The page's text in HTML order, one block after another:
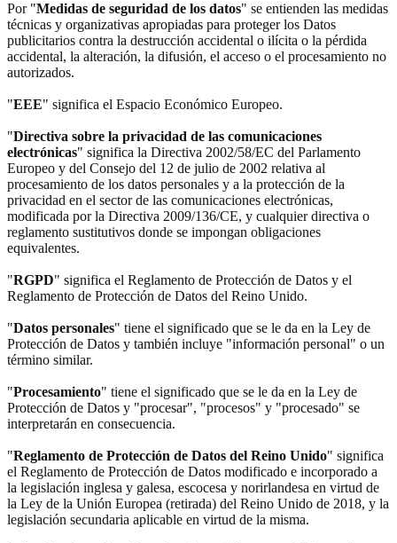
Por "Medidas de seguridad de los datos" se entienden las medidas
técnicas y organizativas apropiadas para proteger los Datos
publicitarios contra la destrucción accidental o ilícita o la pérdida
accidental, la alteración, la difusión, el acceso o el procesamiento no
autorizados.
"EEE" significa el Espacio Económico Europeo.
"Directiva sobre la privacidad de las comunicaciones
electrónicas" significa la Directiva 2002/58/EC del Parlamento
Europeo y del Consejo del 12 de julio de 2002 relativa al
procesamiento de los datos personales y a la protección de la
privacidad en el sector de las comunicaciones electrónicas,
modificada por la Directiva 2009/136/CE, y cualquier directiva o
reglamento sustitutivos donde se impongan obligaciones
equivalentes.
"RGPD" significa el Reglamento de Protección de Datos y el
Reglamento de Protección de Datos del Reino Unido.
"Datos personales" tiene el significado que se le da en la Ley de
Protección de Datos y también incluye "información personal" o un
término similar.
"Procesamiento" tiene el significado que se le da en la Ley de
Protección de Datos y "procesar", "procesos" y "procesado" se
interpretarán en consecuencia.
"Reglamento de Protección de Datos del Reino Unido" significa
el Reglamento de Protección de Datos modificado e incorporado a
la legislación inglesa y galesa, escocesa y norirlandesa en virtud de
la Ley de la Unión Europea (retirada) del Reino Unido de 2018, y la
legislación secundaria aplicable en virtud de la misma.